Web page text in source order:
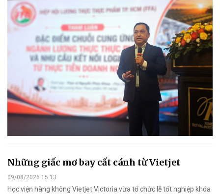
Những giấc mơ bay cất cánh từ Vietjet
09/08/2026 15:13
Học viện hàng không Vietjet Victoria vừa tổ chức lễ tốt nghiệp khóa